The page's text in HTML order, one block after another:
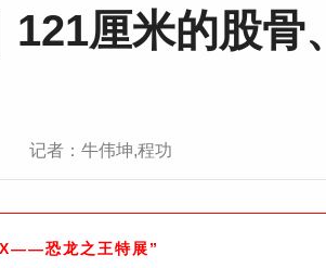
121厘米的股骨
记者：牛伟坤,程功
恐龙之王特展”